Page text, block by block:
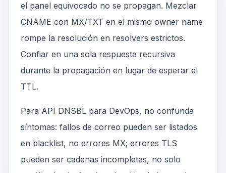
el panel equivocado no se propagan. Mezclar
CNAME con MX/TXT en el mismo owner name
rompe la resolución en resolvers estrictos.
Confiar en una sola respuesta recursiva
durante la propagación en lugar de esperar el
TTL.
Para API DNSBL para DevOps, no confunda
síntomas: fallos de correo pueden ser listados
en blacklist, no errores MX; errores TLS
pueden ser cadenas incompletas, no solo